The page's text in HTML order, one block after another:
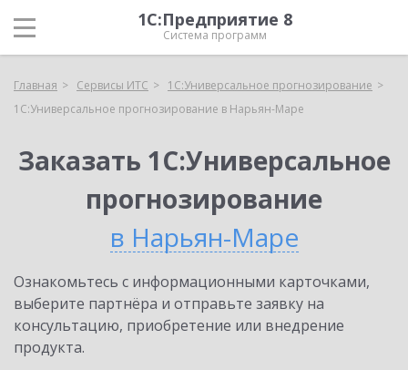
1С:Предприятие 8
Система программ
Главная Сервисы ИТС
1С:Универсальное прогнозирование
1С:Универсальное прогнозирование в Нарьян-Маре
Заказать 1С:Универсальное
прогнозирование
в Нарьян-Маре
Ознакомьтесь с информационными карточками,
выберите партнёра и отправьте заявку на
консультацию, приобретение или внедрение
продукта.